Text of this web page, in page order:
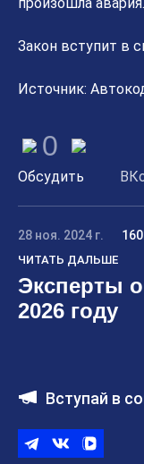
Закон вступит в
Источник:
0
Обсудить
28 ноя. 2024 г. 160
ЧИТАТЬ ДАЛЬШЕ
Эксперты
2026 году
Вступай в
TelegramВКонтакте
ВК